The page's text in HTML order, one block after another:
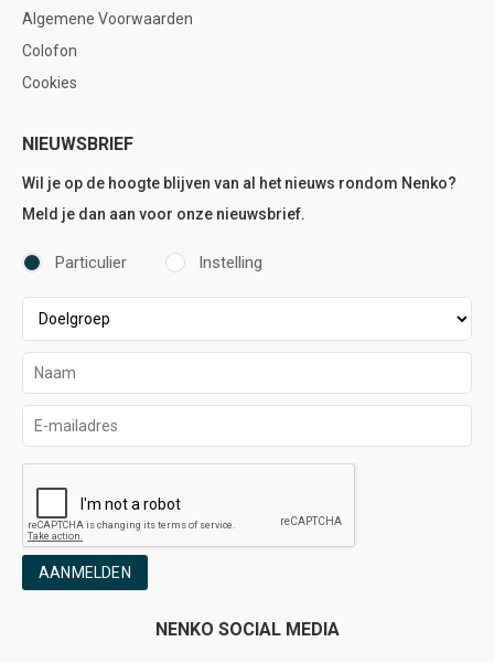
Algemene Voorwaarden
Colofon
Cookies
NIEUWSBRIEF
Wil je op de hoogte blijven van al het nieuws rondom Nenko?
Meld je dan aan voor onze nieuwsbrief.
Particulier Instelling
AANMELDEN
NENKO SOCIAL MEDIA